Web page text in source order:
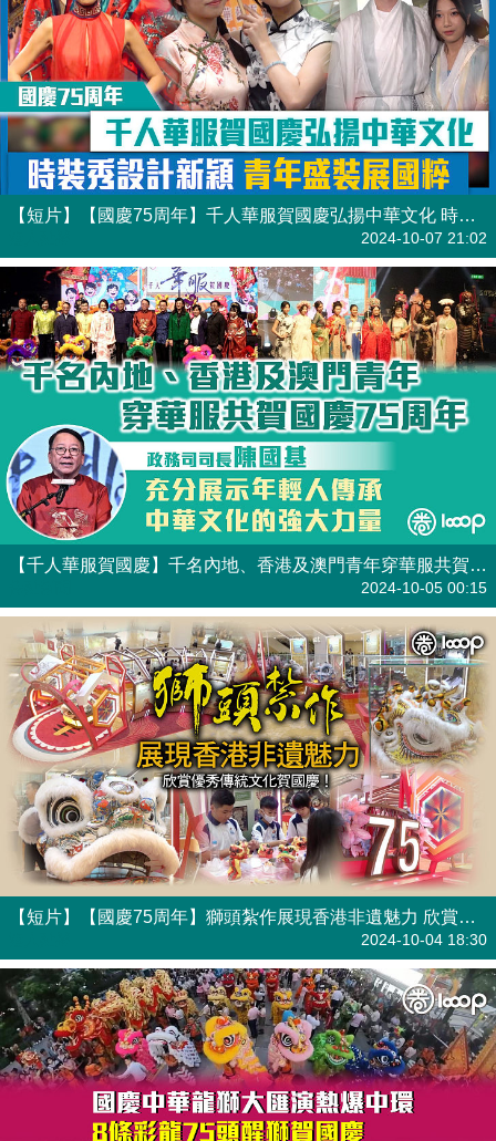
【短片】【國慶75周年】千人華服賀國慶弘揚中華文化 時裝秀設計新穎 青年盛裝展國粹
2024-10-07 21:02
【千人華服賀國慶】千名內地、香港及澳門青年穿華服共賀國慶75周年 陳國基：充分展示年輕人傳承中華文化強大力量
2024-10-05 00:15
【短片】【國慶75周年】獅頭紮作展現香港非遺魅力 欣賞優秀傳統文化賀國慶！
2024-10-04 18:30